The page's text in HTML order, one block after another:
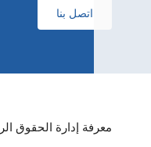
اتصل بنا
معرفة إدارة الحقوق